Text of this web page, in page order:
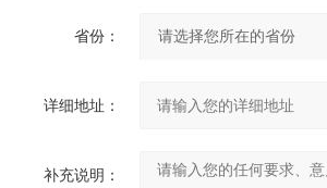
省份：
详细地址：
补充说明：